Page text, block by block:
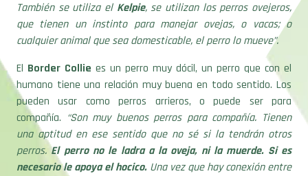
También se utiliza el Kelpie, se utilizan los perros ovejeros,
que tienen un instinto para manejar ovejas, o vacas; o
cualquier animal que sea domesticable, el perro lo mueve”.
El Border Collie es un perro muy dócil, un perro que con el
humano tiene una relación muy buena en todo sentido. Los
pueden usar como perros arrieros, o puede ser para
compañía. “Son muy buenos perros para compañía. Tienen
una aptitud en ese sentido que no sé si la tendrán otros
perros.El perro no le ladra a la oveja, ni la muerde. Si es
necesario le apoya el hocico. Una vez que hay conexión entre